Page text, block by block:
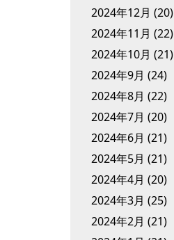
2024年12月 (20)
2024年11月 (22)
2024年10月 (21)
2024年9月 (24)
2024年8月 (22)
2024年7月 (20)
2024年6月 (21)
2024年5月 (21)
2024年4月 (20)
2024年3月 (25)
2024年2月 (21)